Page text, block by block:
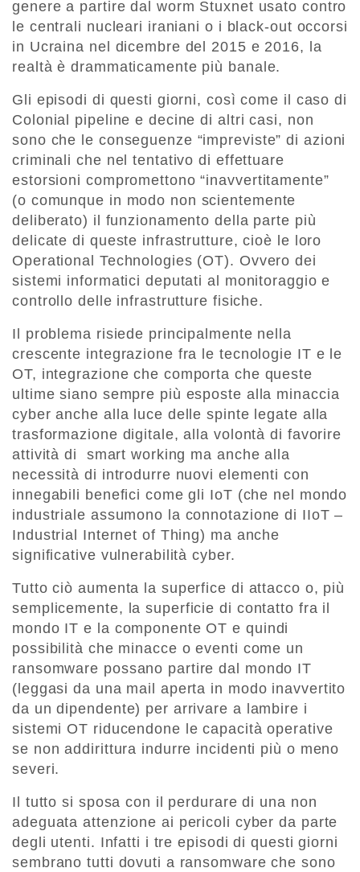
genere a partire dal worm Stuxnet usato contro
le centrali nucleari iraniani o i black-out occorsi
in Ucraina nel dicembre del 2015 e 2016, la
realtà è drammaticamente più banale.
Gli episodi di questi giorni, così come il caso di
Colonial pipeline e decine di altri casi, non
sono che le conseguenze “impreviste” di azioni
criminali che nel tentativo di effettuare
estorsioni compromettono “inavvertitamente”
(o comunque in modo non scientemente
deliberato) il funzionamento della parte più
delicate di queste infrastrutture, cioè le loro
Operational Technologies (OT). Ovvero dei
sistemi informatici deputati al monitoraggio e
controllo delle infrastrutture fisiche.
Il problema risiede principalmente nella
crescente integrazione fra le tecnologie IT e le
OT, integrazione che comporta che queste
ultime siano sempre più esposte alla minaccia
cyber anche alla luce delle spinte legate alla
trasformazione digitale, alla volontà di favorire
attività di smart working ma anche alla
necessità di introdurre nuovi elementi con
innegabili benefici come gli IoT (che nel mondo
industriale assumono la connotazione di IIoT –
Industrial Internet of Thing) ma anche
significative vulnerabilità cyber.
Tutto ciò aumenta la superfice di attacco o, più
semplicemente, la superficie di contatto fra il
mondo IT e la componente OT e quindi
possibilità che minacce o eventi come un
ransomware possano partire dal mondo IT
(leggasi da una mail aperta in modo inavvertito
da un dipendente) per arrivare a lambire i
sistemi OT riducendone le capacità operative
se non addirittura indurre incidenti più o meno
severi.
Il tutto si sposa con il perdurare di una non
adeguata attenzione ai pericoli cyber da parte
degli utenti. Infatti i tre episodi di questi giorni
sembrano tutti dovuti a ransomware che sono